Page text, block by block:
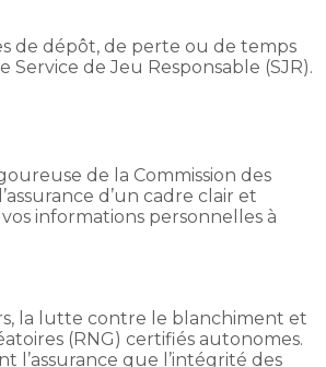
de dépôt, de perte ou de temps
Service de Jeu Responsable (SJR).
de la Commission des
d’un cadre clair et
informations personnelles à
la lutte contre le blanchiment et
(RNG) certifiés autonomes.
que l’intégrité des